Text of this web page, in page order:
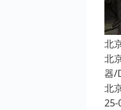
北
北
器/
北
25-